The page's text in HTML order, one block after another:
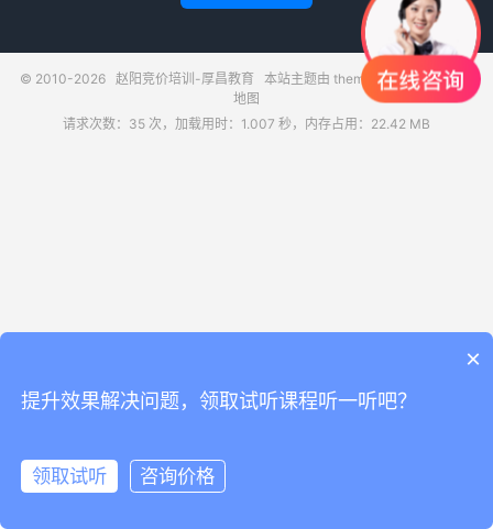
© 2010-2026 赵阳竞价培训-厚昌教育 本站主题由 themebetter提供网站
地图
请求次数：35 次，加载用时：1.007 秒，内存占用：22.42 MB
×
提升效果解决问题，领取试听课程听一听吧？
领取试听
咨询价格
领取试听